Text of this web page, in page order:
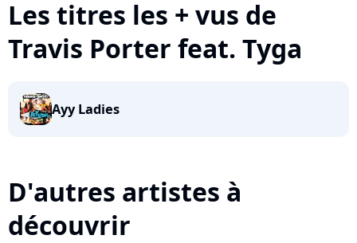
Les titres les + vus de
Travis Porter feat. Tyga
Ayy Ladies
D'autres artistes à
découvrir